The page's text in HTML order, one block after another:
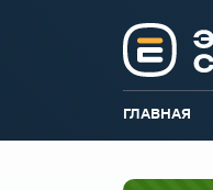
ГЛАВНАЯ